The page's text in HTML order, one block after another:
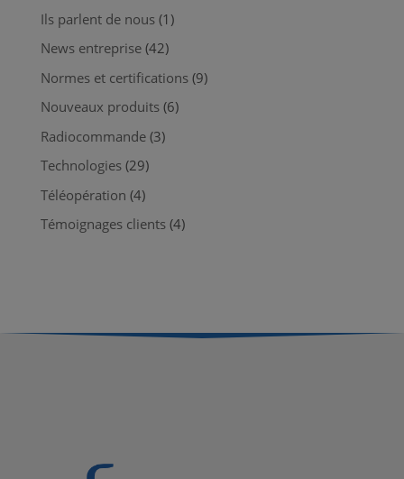
Ils parlent de nous(1)
News entreprise(42)
Normes et certifications(9)
Nouveaux produits(6)
Radiocommande(3)
Technologies(29)
Téléopération (4)
Témoignages clients(4)